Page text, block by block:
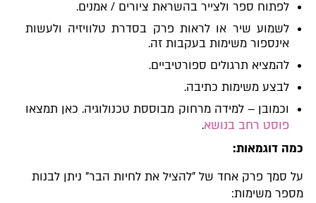
לפתוח ספר ולצייר בהשראת ציורים / אמנים.
לשמוע שיר או לראות פרק בסדרת טלוויזיה ולעשות
אינספור משימות בעקבות זה.
להמציא תרגולים ספורטיביים.
לבצע משימות כתיבה.
וכמובן – למידה מרחוק מבוססת טכנולוגיה. כאן תמצאו
פוסט רחב בנושא.
כמה דוגמאות:
על סמך פרק אחד של "להציל את לחיות הבר" ניתן לבנות
מספר משימות: